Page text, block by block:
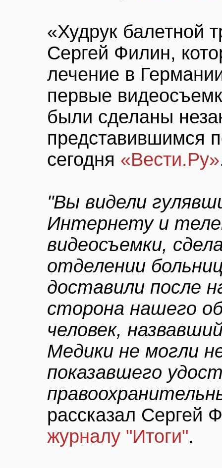
«Худрук балетной
Сергей Филин,
лечение в
первые
были сделаны
представившимся
сегодня «Вести.Ру»
"Вы видели
Интернету и
видеосъемки,
отделении
доставили после
сторона нашего
человек,
Медики не могли
показавшего
рассказал Сергей
журналу "Итоги".